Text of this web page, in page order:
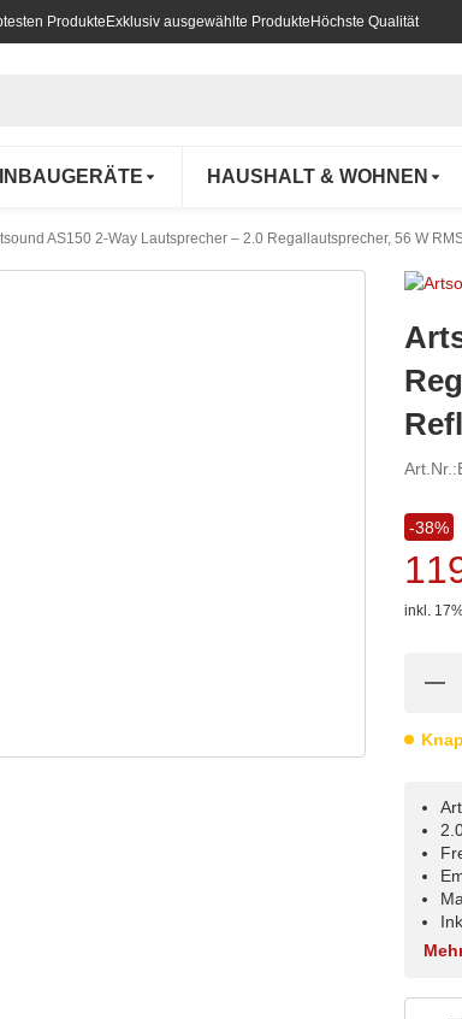
Produkte Exklusiv ausgewählte Produkte Höchste Qualität
HAUSHALT & WOHNEN
AS150 2-Way Lautsprecher – 2.0 Regallautsprecher, 56 W
Art.Nr.:
-38%
inkl.